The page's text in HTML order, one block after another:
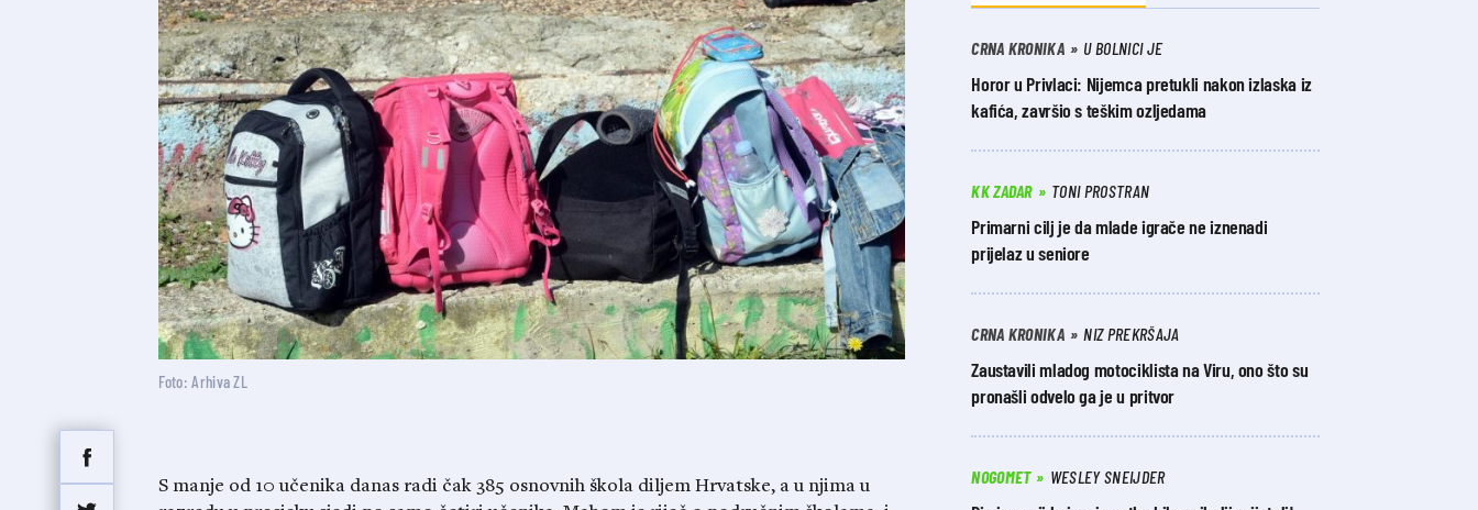
Foto: Arhiva ZL
S manje od 10 učenika danas radi čak 385 osnovnih škola diljem Hrvatske, a u njima u
CRNA KRONIKA U BOLNICI JE
Horor u Privlaci: Nijemca pretukli nakon izlaska iz
kafića, završio s teškim ozljedama
KK ZADAR TONI PROSTRAN
Primarni cilj je da mlade igrače ne iznenadi
prijelaz u seniore
CRNA KRONIKA NIZ PREKRŠAJA
Zaustavili mladog motociklista na Viru, ono što su
pronašli odvelo ga je u pritvor
NOGOMET WESLEY SNEIJDER